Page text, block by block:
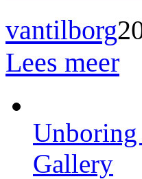
vantilborg
Lees meer
Gallery